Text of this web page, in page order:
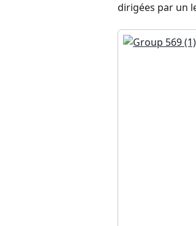
dirigées par un